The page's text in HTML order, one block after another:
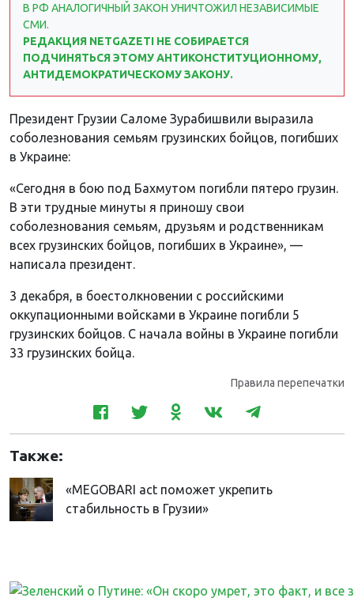
В РФ АНАЛОГИЧНЫЙ ЗАКОН УНИЧТОЖИЛ НЕЗАВИСИМЫЕ
СМИ.
РЕДАКЦИЯ NETGAZETI НЕ СОБИРАЕТСЯ
ПОДЧИНЯТЬСЯ ЭТОМУ АНТИКОНСТИТУЦИОННОМУ,
АНТИДЕМОКРАТИЧЕСКОМУ ЗАКОНУ.
Президент Грузии Саломе Зурабишвили выразила
соболезнования семьям грузинских бойцов, погибших
в Украине:
«Сегодня в бою под Бахмутом погибли пятеро грузин.
В эти трудные минуты я приношу свои
соболезнования семьям, друзьям и родственникам
всех грузинских бойцов, погибших в Украине», —
написала президент.
3 декабря, в боестолкновении с российскими
оккупационными войсками в Украине погибли 5
грузинских бойцов. С начала войны в Украине погибли
33 грузинских бойца.
Правила перепечатки
Также:
«MEGOBARI act поможет укрепить
стабильность в Грузии»